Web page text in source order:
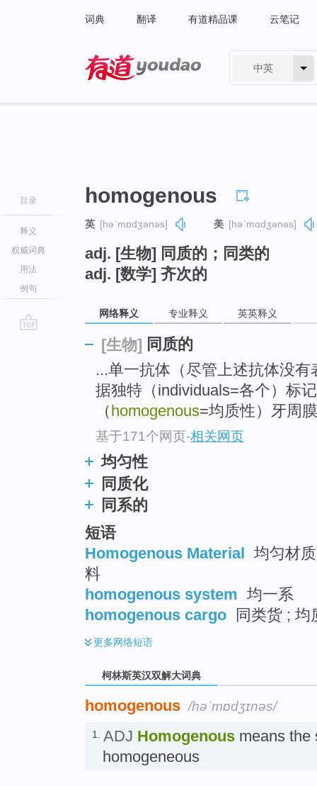
词典 翻译 有道精品课 云笔记
中英
目录
释义
权威词典
用法
例句
homogenous
英 [həˈmɒdʒənəs] 美 [həˈmɑdʒənəs]
adj. [生物] 同质的；同类的
adj. [数学] 齐次的
网络释义 专业释义 英英释义
[生物] 同质的
...单一抗体（尽管上述抗体没
据独特（individuals=各个）标
（ homogenous=均质性）牙周
基于171个网页-相关网页
均匀性
同质化
同系的
短语
Homogenous Material 均匀材
料
homogenous system 均一系
homogenous cargo
同类货 ; 均
更多网络短语
柯林斯英汉双解大词典
homogenous /həˈmɒdʒɪnəs/
1. ADJ Homogenous means the
homogeneous